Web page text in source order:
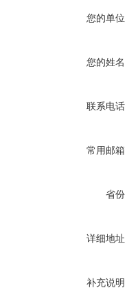
您的单位
您的姓名
联系电话
常用邮箱
省份
详细地址
补充说明